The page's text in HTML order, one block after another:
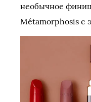
необычное
Métamorphosis с